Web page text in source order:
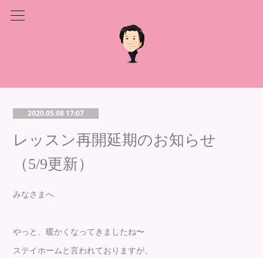
2020.05.08 17:07
レッスン再開延期のお知らせ
（5/9更新）
みなさまへ
やっと、暖かくなってきましたね〜
ステイホームと言われておりますが、